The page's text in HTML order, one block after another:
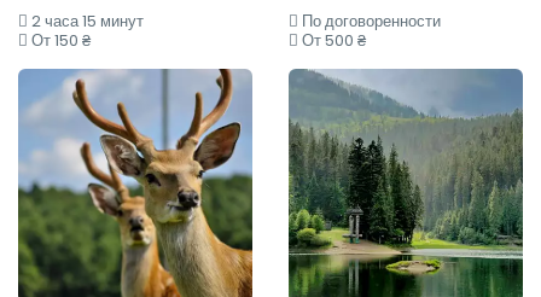
2 часа 15 минут
От 150 ₴
По договоренности
От 500 ₴